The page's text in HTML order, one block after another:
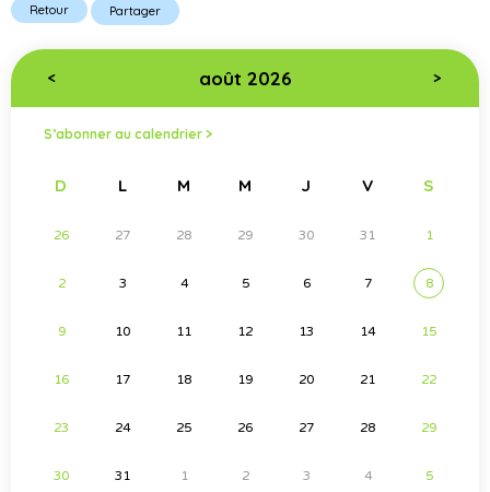
Retour Partager
< août 2026 >
S’abonner au calendrier >
D L M M J V S
26 27 28 29 30 31 1
2 3 4 5 6 7 8
9 10 11 12 13 14 15
16 17 18 19 20 21 22
23 24 25 26 27 28 29
30 31 1 2 3 4 5